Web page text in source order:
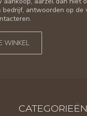
antwoorden op
WINKEL
CATEGORIEËN